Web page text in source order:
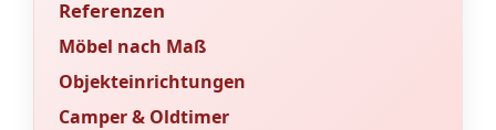
Referenzen
Möbel nach Maß
Objekteinrichtungen
Camper & Oldtimer